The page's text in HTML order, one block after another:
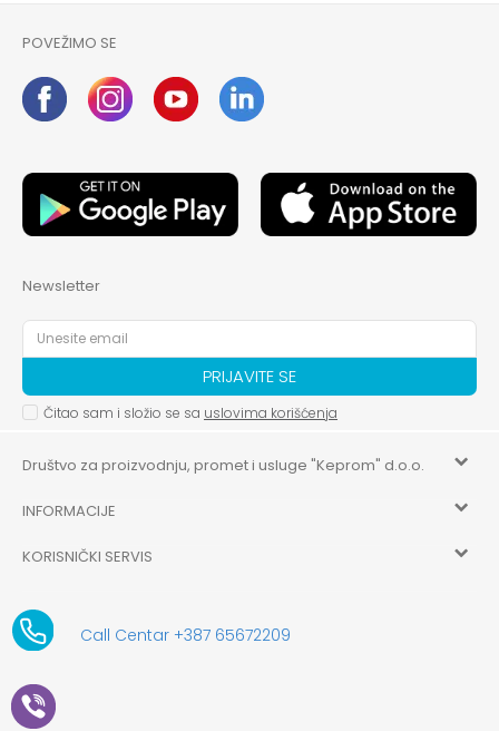
POVEŽIMO SE
Newsletter
PRIJAVITE SE
Čitao sam i složio se sa uslovima korišćenja
Društvo za proizvodnju, promet i usluge "Keprom" d.o.o.
HILANDARSKA 32, ISTOČNO NOVO SARAJEVO, ISTOČNO
aksaonlinebih@aksabih.ba
5514802214205743
61-01-0052-11
INFORMACIJE
Zaposlenje
Saradnja
KORISNIČKI SERVIS
Uslovi korišćenja i prodaje
Kako kupiti
Call Centar +387 65672209